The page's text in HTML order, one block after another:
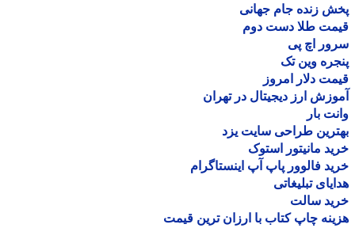
زنده جام جهانی
طلا دست دوم
اچ پی
وین تک
دلار امروز
ارز دیجیتال در تهران
بار
طراحی سایت یزد
مانیتور استوک
فالوور پاپ آپ اینستاگرام
تبلیغاتی
سالت
چاپ کتاب با ارزان ترین قیمت